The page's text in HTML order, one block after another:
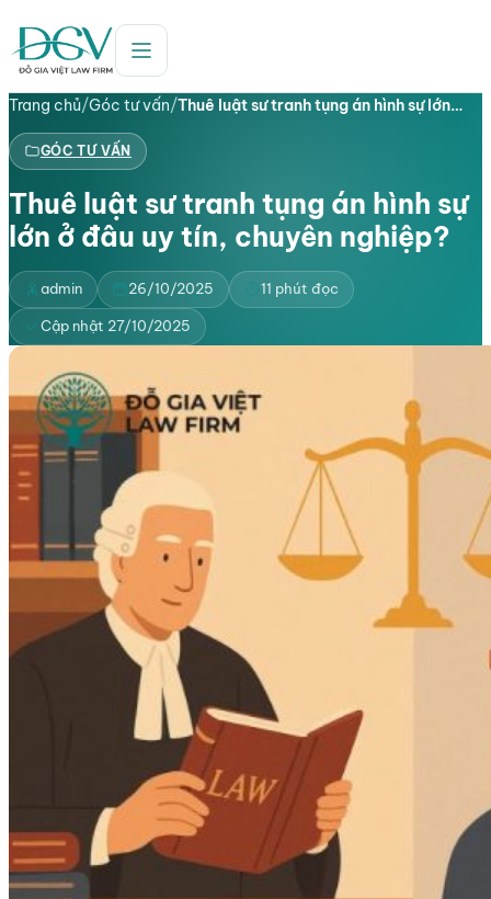
Trang chủ/Góc tư vấn/Thuê luật sư tranh tụng án hình sự lớn…
GÓC TƯ VẤN
Thuê luật sư tranh tụng án hình sự
lớn ở đâu uy tín, chuyên nghiệp?
admin 26/10/2025 11 phút đọc
Cập nhật 27/10/2025